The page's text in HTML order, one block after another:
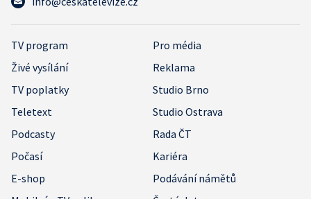
TV program
Pro média
Živé vysílání
Reklama
TV poplatky
Studio Brno
Teletext
Studio Ostrava
Podcasty
Rada ČT
Počasí
Kariéra
E-shop
Podávání námětů